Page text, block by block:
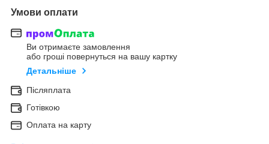
Умови оплати
Ви отримаєте замовлення
або гроші повернуться на вашу картку
Детальніше
Післяплата
Готівкою
Оплата на карту